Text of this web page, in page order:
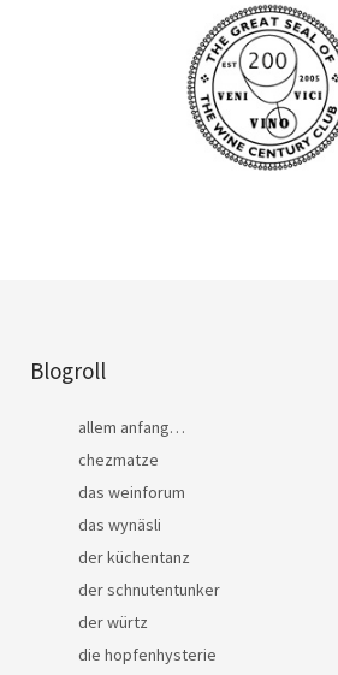
Blogroll
allem anfang…
chezmatze
das weinforum
das wynäsli
der küchentanz
der schnutentunker
der würtz
die hopfenhysterie